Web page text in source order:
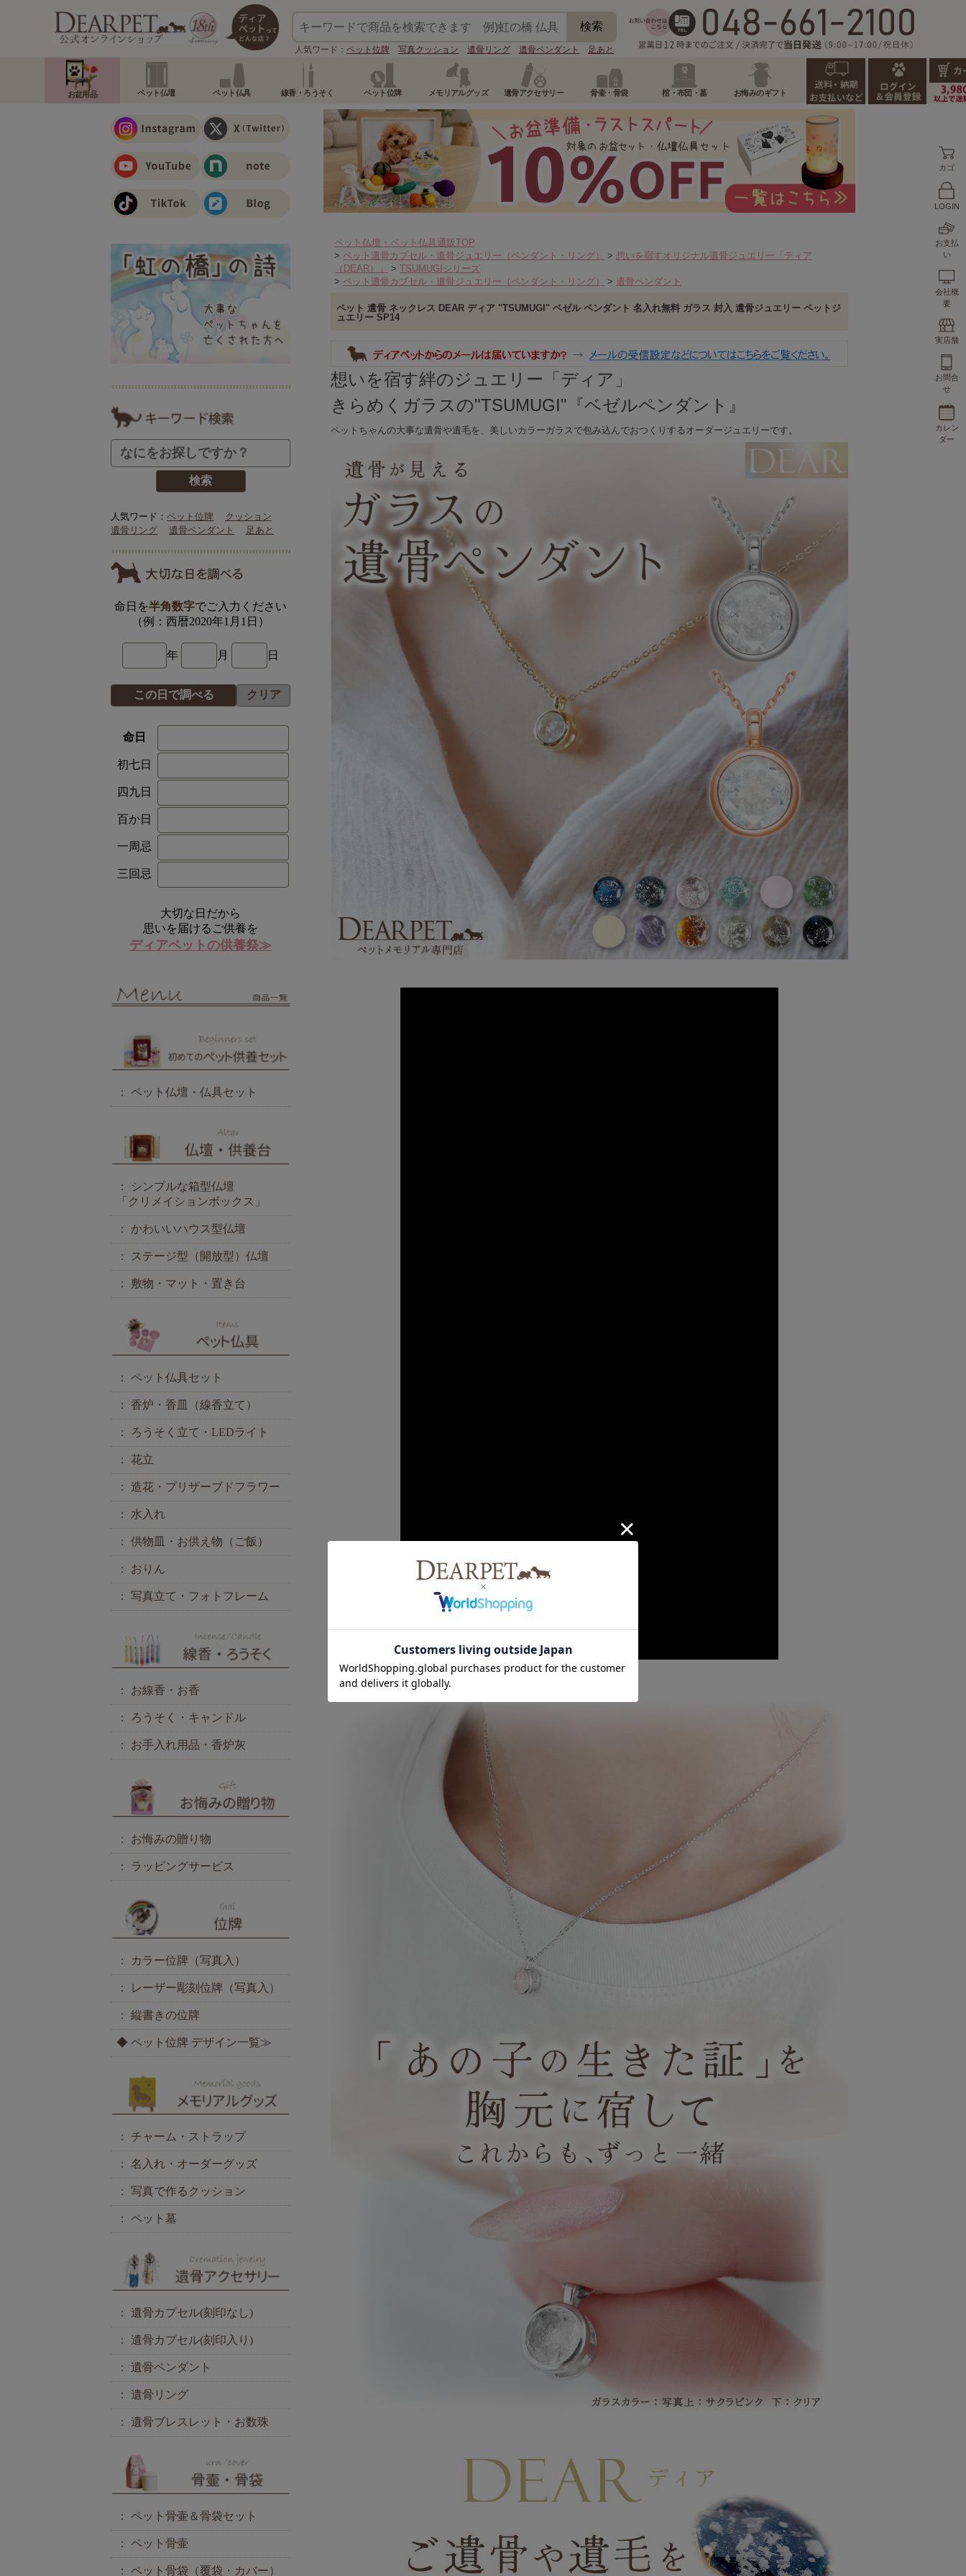
人気ワード：ペット位牌 写真クッション 遺骨リング 遺骨ペンダント 足あと
お盆用品 ペット仏壇 ペット仏具 線香・ろうそく ペット位牌 メモリアルグッズ 遺骨アクセサリー 骨壷・骨袋 棺・布団・墓 お悔みのギフト
カゴ
LOGIN
お支払
い
会社概
要
実店舗
お問合
せ
カレン
ダー
ペット仏壇・ペット仏具通販TOP
> ペット遺骨カプセル・遺骨ジュエリー（ペンダント・リング） > 想いを宿すオリジナル遺骨ジュエリー「ディア
（DEAR）」
> TSUMUGIシリーズ
> ペット遺骨カプセル・遺骨ジュエリー（ペンダント・リング） > 遺骨ペンダント
ペット 遺骨 ネックレス DEAR ディア "TSUMUGI" ベゼル ペンダント 名入れ無料 ガラス 封入 遺骨ジュエリー ペットジ
ュエリー SP14
想いを宿す絆のジュエリー「ディア」
きらめくガラスの"TSUMUGI"『ベゼルペンダント』
ペットちゃんの大事な遺骨や遺毛を、美しいカラーガラスで包み込んでおつくりするオーダージュエリーです。